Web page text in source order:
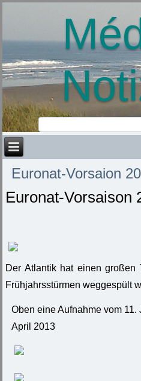
Euronat-Vorsaion
Euronat-Vorsaison
Der Atlantik hat einen
Frühjahrsstürmen weggespült
Oben eine Aufnahme vom 11.
April 2013